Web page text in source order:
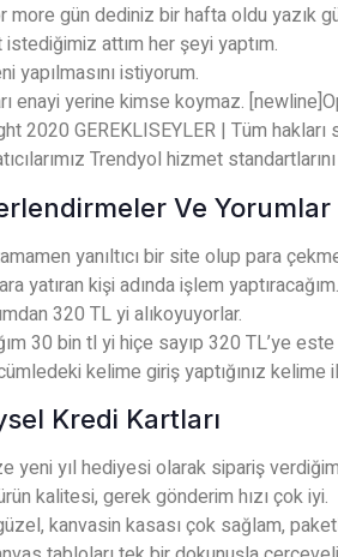
more gün dediniz bir hafta oldu yazık
attım her şeyi yaptım.
yapılmasını istiyorum.
enayi yerine kimse koymaz.
2020 GEREKLISEYLER | Tüm hakları
Trendyol hizmet
Ve Yorumlar
yanıltıcı bir site olup para
yatıran kişi adında işlem yaptıracağım.
320 TL yi alıkoyuyorlar.
30 bin tl yi hiçe sayıp 320 TL’ye
kelime giriş yaptığınız kelime
Kredi Kartları
yeni yıl hediyesi olarak sipariş
kalitesi, gerek gönderim hızı çok iyi.
kanvasin kasası çok sağlam,